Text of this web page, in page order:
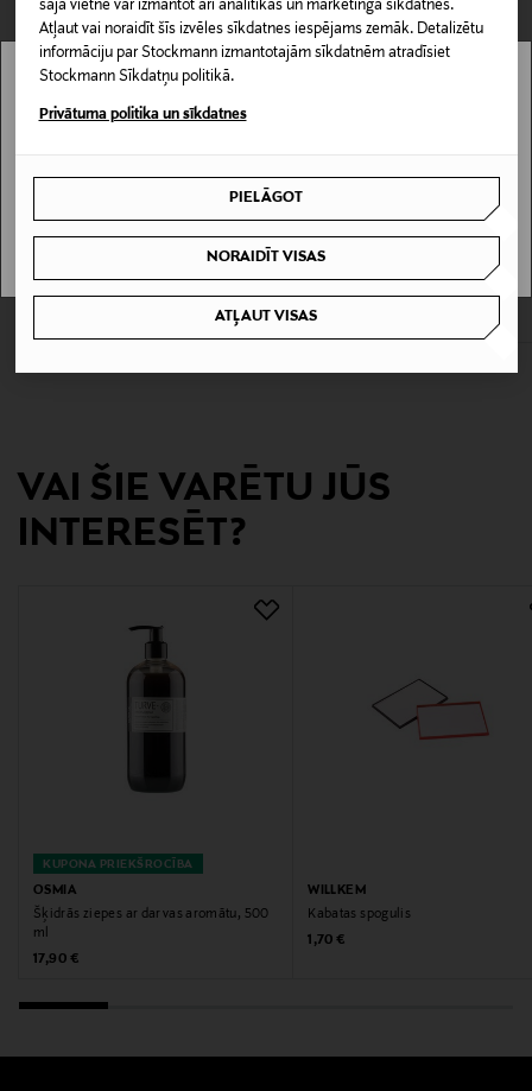
šajā vietnē var izmantot arī analītikas un mārketinga sīkdatnes.
Atļaut vai noraidīt šīs izvēles sīkdatnes iespējams zemāk. Detalizētu
informāciju par Stockmann izmantotajām sīkdatnēm atradīsiet
Stockmann Sīkdatņu politikā.
Privātuma politika un sīkdatnes
PIELĀGOT
NORAIDĪT VISAS
ATĻAUT VISAS
Izmērs
222 mm
Ražotājvalsts
Ražotāja adrese
Saaruferstraße, 66693 Mettlach, Germany
Hive deserta nazis
Palladium deserta nazis
Original Price
8,90 €
VAI ŠIE VARĒTU JŪS
INTERESĒT?
KUPONA PRIEKŠROCĪBA
OSMIA
Šķidrās ziepes ar darvas aromātu, 500
ml
Original Price
17,90 €
WILLKEM
Kabatas spogulis
Original Price
1,70 €
Stockmann nav pieejams tavā valstī.